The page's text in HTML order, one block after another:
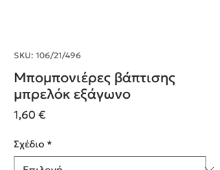
SKU: 106/21/496
Μπομπονιέρες βάπτισης
μπρελόκ εξάγωνο
1,60 €Τιμή
Σχέδιο *